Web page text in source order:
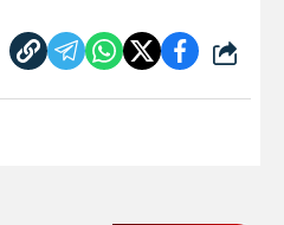
شارك